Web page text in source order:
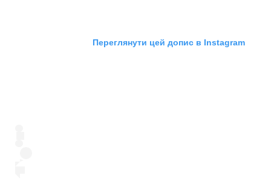
Переглянути цей допис в Instagram